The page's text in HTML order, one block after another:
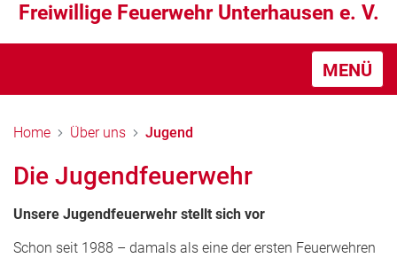
Freiwillige Feuerwehr Unterhausen e. V.
MENÜ
Home Über uns Jugend
Die Jugendfeuerwehr
Unsere Jugendfeuerwehr stellt sich vor
Schon seit 1988 – damals als eine der ersten Feuerwehren